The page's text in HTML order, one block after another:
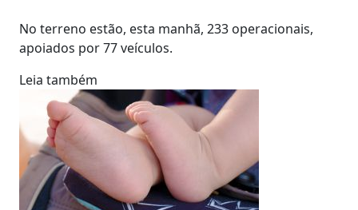
No terreno estão, esta manhã, 233 operacionais,
apoiados por 77 veículos.
Leia também